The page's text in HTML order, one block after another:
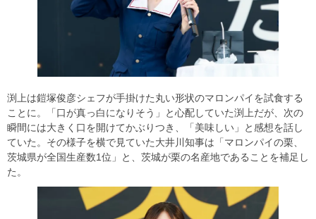
渕上は鎧塚俊彦シェフが手掛けた丸い形状のマロンパイを試食する
ことに。「口が真っ白になりそう」と心配していた渕上だが、次の
瞬間には大きく口を開けてかぶりつき、「美味しい」と感想を話し
ていた。その様子を横で見ていた大井川知事は「マロンパイの栗、
茨城県が全国生産数1位」と、茨城が栗の名産地であることを補足し
た。